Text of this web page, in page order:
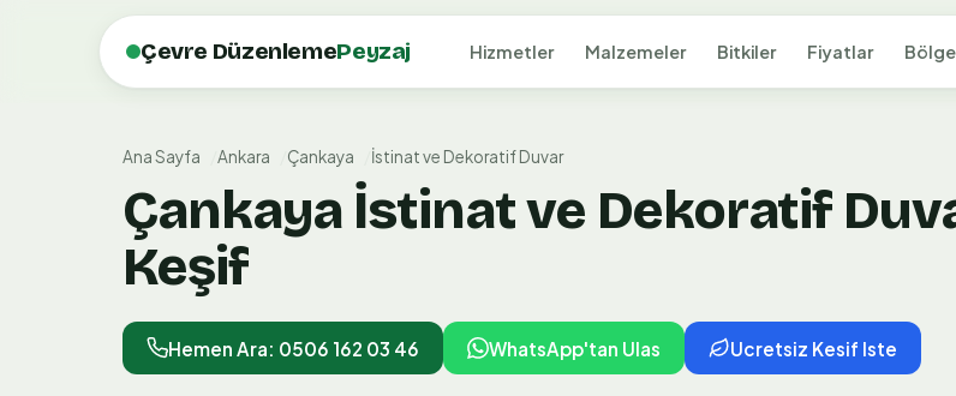
Çevre DüzenlemePeyzaj Hizmetler Malzemeler Bitkiler Fiyatlar
Ana Sayfa Ankara Çankaya İstinat ve Dekoratif Duvar
Çankaya İstinat ve Dekoratif
Keşif
Hemen Ara: 0506 162 03 46 WhatsApp'tan Ulas Ucretsiz Kesif Iste